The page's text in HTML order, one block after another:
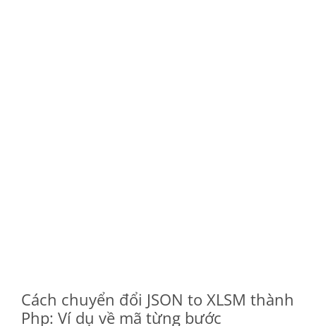
Cách chuyển đổi JSON to XLSM thành
Php: Ví dụ về mã từng bước